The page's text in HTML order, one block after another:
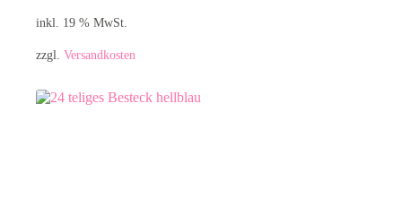
inkl. 19 % MwSt.
zzgl. Versandkosten